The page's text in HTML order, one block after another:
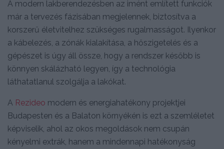
A modern lakberendezésben az imént említett funkciók
már a tervezés fázisában megjelennek, biztosítva a
korszerű életvitelhez szükséges rugalmasságot. Ilyenkor
a kábelezés, a zónák kialakítása, a hőszigetelés és a
gépészet is úgy áll össze, hogy a rendszer később is
könnyen skálázható legyen, így a technológia
láthatatlanul szolgálja a lakókat.
A Rezideo modern és energiahatékony projektjei
Budapesten és a Balaton környékén is ezt a szemléletet
képviselik, ahol az okos megoldások nem csupán
kényelmi extrák, hanem a mindennapi hatékonyság